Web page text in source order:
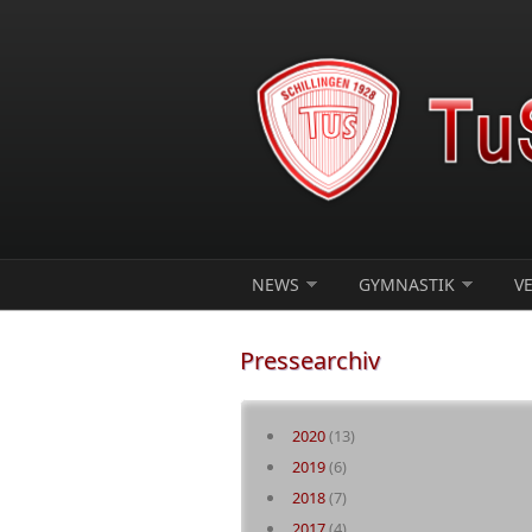
NEWS GYMNASTIK
Pressearchiv
2020(13)
2019(6)
2018(7)